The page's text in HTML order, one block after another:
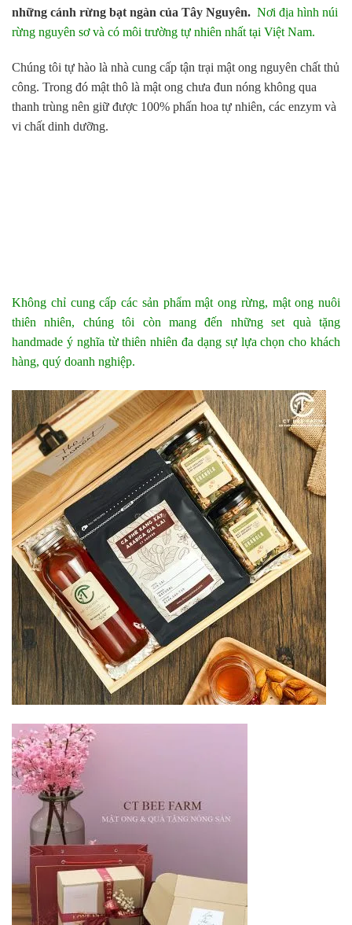
những cánh rừng bạt ngàn của Tây Nguyên. Nơi địa hình núi
rừng nguyên sơ và có môi trường tự nhiên nhất tại Việt Nam.
Chúng tôi tự hào là nhà cung cấp tận trại mật ong nguyên chất thủ
công. Trong đó mật thô là mật ong chưa đun nóng không qua
thanh trùng nên giữ được 100% phấn hoa tự nhiên, các enzym và
vi chất dinh dưỡng.
Không chỉ cung cấp các sản phẩm mật ong rừng, mật ong nuôi
thiên nhiên, chúng tôi còn mang đến những set quà tặng
handmade ý nghĩa từ thiên nhiên đa dạng sự lựa chọn cho khách
hàng, quý doanh nghiệp.